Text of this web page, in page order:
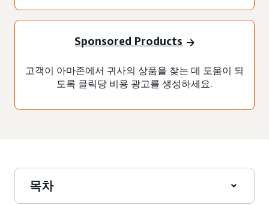
Sponsored Products
고객이 아마존에서 귀사의 상품을 찾는 데 도움이 되
도록 클릭당 비용 광고를 생성하세요.
목차